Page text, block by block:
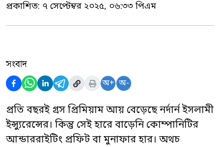
প্রকাশিত: ৭ সেপ্টেম্বর ২০২৫, ০৬:৩৩ পিএম
সংবাদ
অ+ অ-
প্রতি বছরই গ্রস প্রিমিয়াম আয় বেড়েছে নর্দার্ন ইসলামী
ইন্স্যুরেন্সের। কিন্তু সেই হারে বাড়েনি কোম্পানিটির
আন্ডাররাইটিং প্রফিট বা মুনাফার হার। অথচ